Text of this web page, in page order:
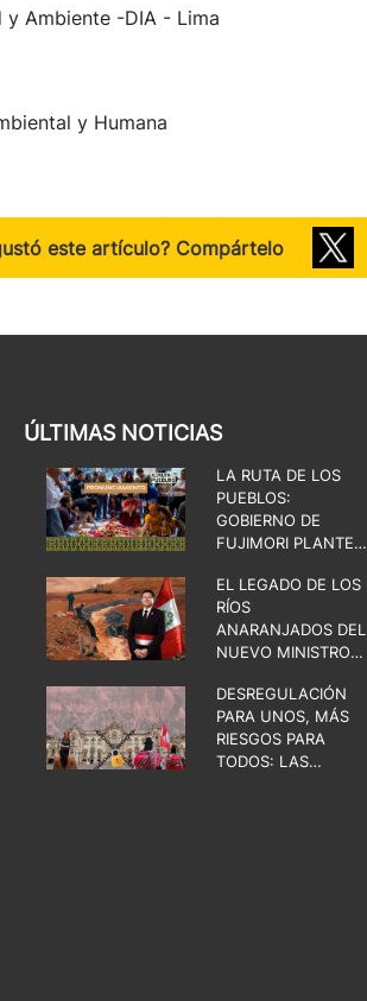
Ambiente -DIA - Lima
y Humana
este artículo? Compártelo
ÚLTIMAS NOTICIAS
LA RUTA DE LOS
PUEBLOS:
GOBIERNO DE
FUJIMORI PLANTEA
EL ESTADO, LA
DEMOCRACIA Y LOS
TERRITORIOS
EL LEGADO DE LOS
RÍOS
ANARANJADOS DEL
NUEVO MINISTRO
MINAS
DESREGULACIÓN
PARA UNOS, MÁS
RIESGOS PARA
TODOS: LAS